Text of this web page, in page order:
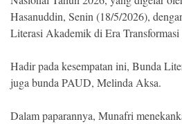
2026
NETRAL
.
All
Hasanuddin, Senin (18/5/2026),
Literasi Akademik di Era
Hadir pada kesempatan ini, Bunda
juga bunda PAUD, Melinda Aksa.
Dalam paparannya, Munafri